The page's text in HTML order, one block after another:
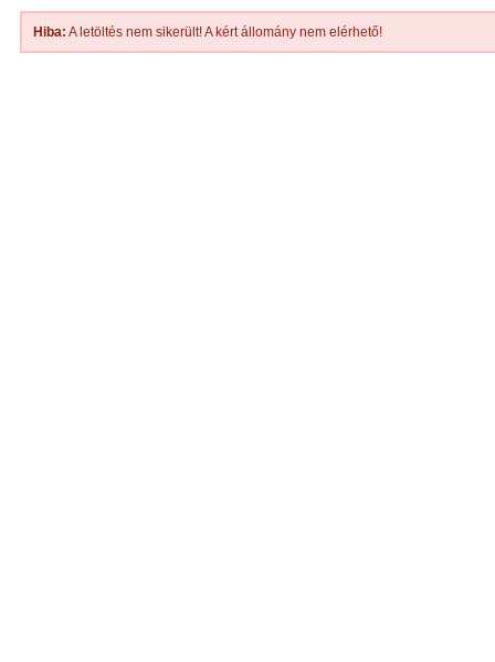
Hiba: A letöltés nem sikerült! A kért állomány nem elérhető!